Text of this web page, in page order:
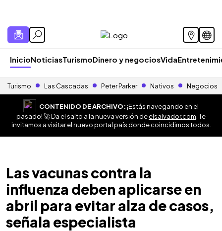
InicioNoticiasTurismoDinero y negociosVida
Turismo Las Cascadas Peter Parker Nativos Negocios
CONTENIDO DE ARCHIVO:¡Estás navegando en el
pasado! 🚀 Da el salto a la nueva versión deelsalvador.com . Te
invitamos a visitar el nuevo portal país donde coincidimos todos.
Las vacunas contra la
influenza deben aplicarse en
abril para evitar alza de casos,
señala especialista